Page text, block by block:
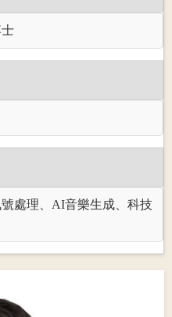
處理、AI音樂生成、科技